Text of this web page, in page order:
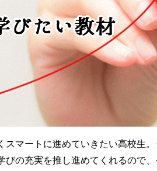
スマートに進めていきたい高校生
びの充実を推し進めてくれるので